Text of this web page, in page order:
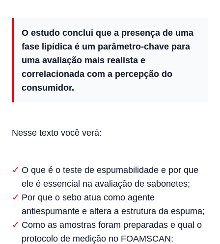
O estudo conclui que a presença de uma
fase lipídica é um parâmetro-chave para
uma avaliação mais realista e
correlacionada com a percepção do
consumidor.
Nesse texto você verá:
O que é o teste de espumabilidade e por que
ele é essencial na avaliação de sabonetes;
Por que o sebo atua como agente
antiespumante e altera a estrutura da espuma;
Como as amostras foram preparadas e qual o
protocolo de medição no FOAMSCAN;